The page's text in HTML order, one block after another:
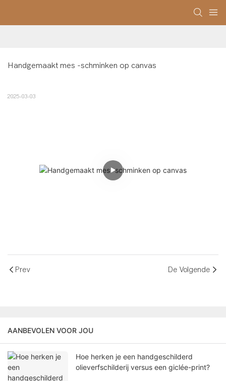
Handgemaakt mes -schminken op canvas
2025-03-03
Prev De Volgende
AANBEVOLEN VOOR JOU
Hoe herken je een handgeschilderd
olieverfschilderij versus een giclée-print?